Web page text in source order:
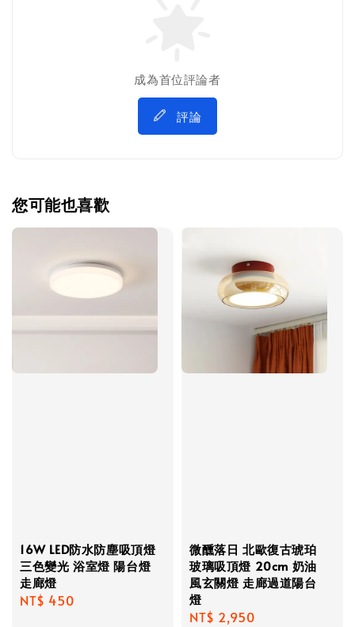
成為首位評論者
評論
您可能也喜歡
16W LED防水防塵吸頂燈
三色變光 浴室燈 陽台燈
走廊燈
Regular
NT$ 450
微醺落日 北歐復古琥珀
玻璃吸頂燈 20cm 奶油
風玄關燈 走廊過道陽台
燈
Regular
NT$ 2,950